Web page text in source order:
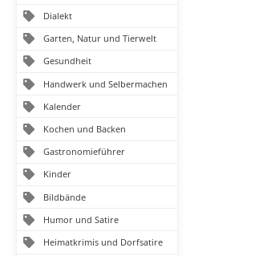
Dialekt
Garten, Natur und Tierwelt
Gesundheit
Handwerk und Selbermachen
Kalender
Kochen und Backen
Gastronomieführer
Kinder
Bildbände
Humor und Satire
Heimatkrimis und Dorfsatire